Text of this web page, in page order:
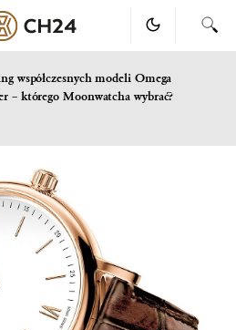
współczesnych modeli Omega
– którego Moonwatcha wybrać?